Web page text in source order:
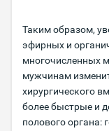
Таким образом,
эфирных и
многочисленных
мужчинам
хирургического
более быстрые и
полового органа: